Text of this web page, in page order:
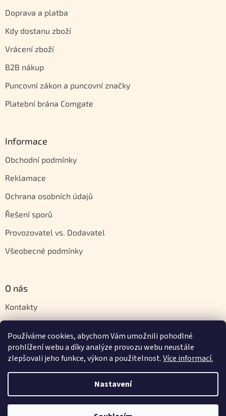
Používáme cookies, abychom Vám umožnili pohodlné
prohlížení webu a díky analýze provozu webu neustále
zlepšovali jeho funkce, výkon a použitelnost.Více informací.
Nastavení
Doprava a platba
Kdy dostanu zboží
Vrácení zboží
B2B nákup
Puncovní zákon a puncovní značky
Platební brána Comgate
Informace
Obchodní podmínky
Reklamace
Ochrana osobních údajů
Řešení sporů
Provozovatel vs. Dodavatel
Všeobecné podmínky
O nás
Kontakty
Napište nám
Vytvořil Shoptet